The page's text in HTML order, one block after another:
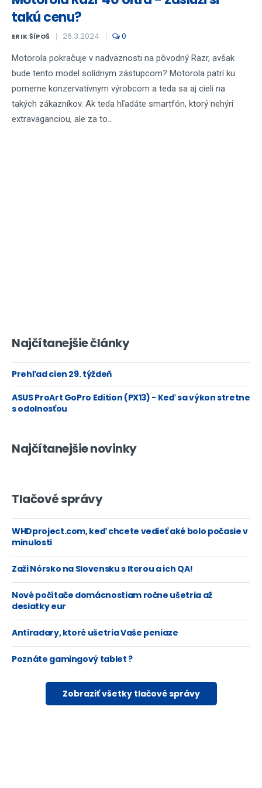
takú cenu?
ERIK ŠÍPOŠ 26.3.2024 0
Motorola pokračuje v nadväznosti na pôvodný Razr, avšak
bude tento model solídnym zástupcom? Motorola patrí ku
pomerne konzervatívnym výrobcom a teda sa aj cieli na
takých zákazníkov. Ak teda hľadáte smartfón, ktorý nehýri
extravaganciou, ale za to...
Najčítanejšie články
Prehľad cien 29. týždeň
ASUS ProArt GoPro Edition (PX13) - Keď sa výkon stretne
s odolnosťou
Najčítanejšie novinky
Tlačové správy
WHDproject.com, keď chcete vedieť aké bolo počasie v
minulosti
Zaži Nórsko na Slovensku s Iterou a ich QA!
Nové počítače domácnostiam ročne ušetria až
desiatky eur
Antiradary, ktoré ušetria Vaše peniaze
Poznáte gamingový tablet ?
Zobraziť všetky tlačové správy